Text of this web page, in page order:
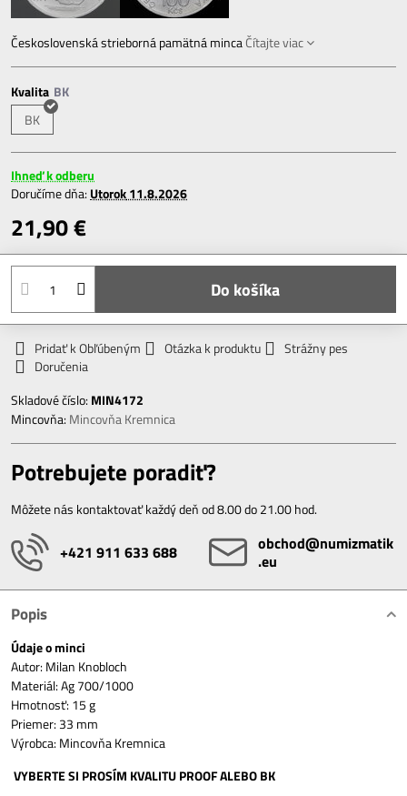
Československá strieborná pamätná mincaČítajte viac
Kvalita
BK
Ihneď k odberu
Doručíme dňa: Utorok11.8.2026
21,90 €
Do košíka
Pridať k Obľúbeným Otázka k produktu
Strážny pes
Doručenia
Skladové číslo: MIN4172
Mincovňa: Mincovňa Kremnica
Potrebujete poradiť?
Môžete nás kontaktovať každý deň od 8.00 do 21.00 hod.
+421 911 633 688
obchod​@numizmatik​
.eu
Popis
Údaje o minci
Autor: Milan Knobloch
Materiál: Ag 700/1000
Hmotnosť: 15 g
Priemer: 33 mm
Výrobca: Mincovňa Kremnica
VYBERTE SI PROSÍM KVALITU PROOF ALEBO BK